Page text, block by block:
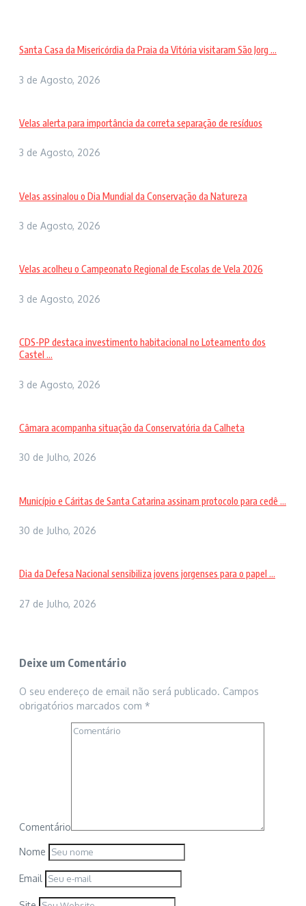
Santa Casa da Misericórdia da Praia da Vitória visitaram São Jorg ...
3 de Agosto, 2026
Velas alerta para importância da correta separação de resíduos
3 de Agosto, 2026
Velas assinalou o Dia Mundial da Conservação da Natureza
3 de Agosto, 2026
Velas acolheu o Campeonato Regional de Escolas de Vela 2026
3 de Agosto, 2026
CDS-PP destaca investimento habitacional no Loteamento dos
Castel ...
3 de Agosto, 2026
Câmara acompanha situação da Conservatória da Calheta
30 de Julho, 2026
Município e Cáritas de Santa Catarina assinam protocolo para cedê ...
30 de Julho, 2026
Dia da Defesa Nacional sensibiliza jovens jorgenses para o papel ...
27 de Julho, 2026
Deixe um Comentário
O seu endereço de email não será publicado. Campos
obrigatórios marcados com *
Comentário
Nome
Email